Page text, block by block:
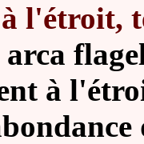
l'étroit,
arca
à